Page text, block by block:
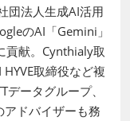
団法人生成AI活用
のAI「Gemini」
貢献。Cynthialy取
取締役など複
ータグループ、
ドバイザーも務